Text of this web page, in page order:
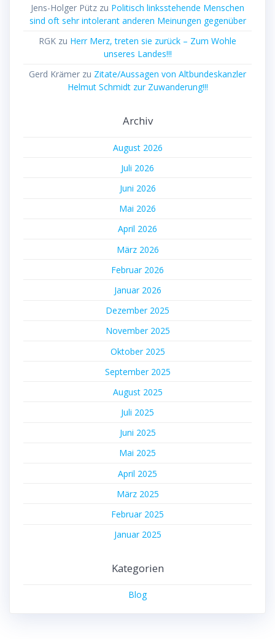
Jens-Holger Pütz zu Politisch linksstehende Menschen
sind oft sehr intolerant anderen Meinungen gegenüber
RGK zu Herr Merz, treten sie zurück – Zum Wohle
unseres Landes!!!
Gerd Krämer zu Zitate/Aussagen von Altbundeskanzler
Helmut Schmidt zur Zuwanderung!!!
Archiv
August 2026
Juli 2026
Juni 2026
Mai 2026
April 2026
März 2026
Februar 2026
Januar 2026
Dezember 2025
November 2025
Oktober 2025
September 2025
August 2025
Juli 2025
Juni 2025
Mai 2025
April 2025
März 2025
Februar 2025
Januar 2025
Kategorien
Blog